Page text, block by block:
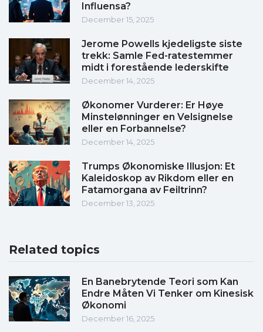
Influensa?
December 15, 2025
Jerome Powells kjedeligste siste
trekk: Samle Fed-ratestemmer
midt i forestående lederskifte
December 14, 2025
Økonomer Vurderer: Er Høye
Minstelønninger en Velsignelse
eller en Forbannelse?
December 14, 2025
Trumps Økonomiske Illusjon: Et
Kaleidoskop av Rikdom eller en
Fatamorgana av Feiltrinn?
December 13, 2025
Related topics
En Banebrytende Teori som Kan
Endre Måten Vi Tenker om Kinesisk
Økonomi
December 16, 2025